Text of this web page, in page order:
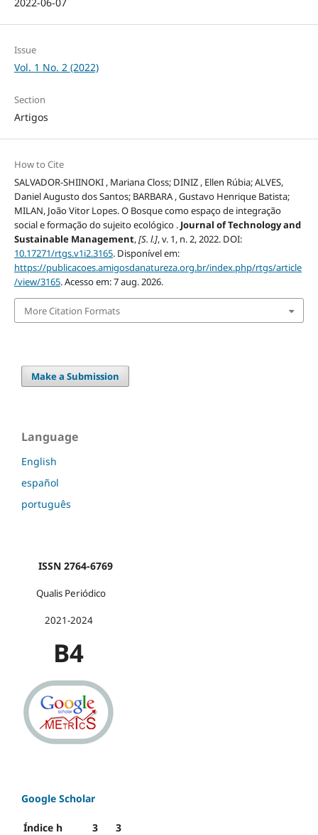
Issue
Vol. 1 No. 2 (2022)
Section
Artigos
How to Cite
SALVADOR-SHIINOKI , Mariana Closs; DINIZ , Ellen Rúbia; ALVES,
Daniel Augusto dos Santos; BARBARA , Gustavo Henrique Batista;
MILAN, João Vitor Lopes. O Bosque como espaço de integração
social e formação do sujeito ecológico . Journal of Technology and
Sustainable Management,[S. l.], v. 1, n. 2, 2022. DOI:
10.17271/rtgs.v1i2.3165. Disponível em:
https://publicacoes.amigosdanatureza.org.br/index.php/rtgs/article
/view/3165. Acesso em: 7 aug. 2026.
More Citation Formats
Make a Submission
Language
English
español
português
ISSN 2764-6769
Qualis Periódico
2021-2024
B4
Google Scholar
Índice h 3
3